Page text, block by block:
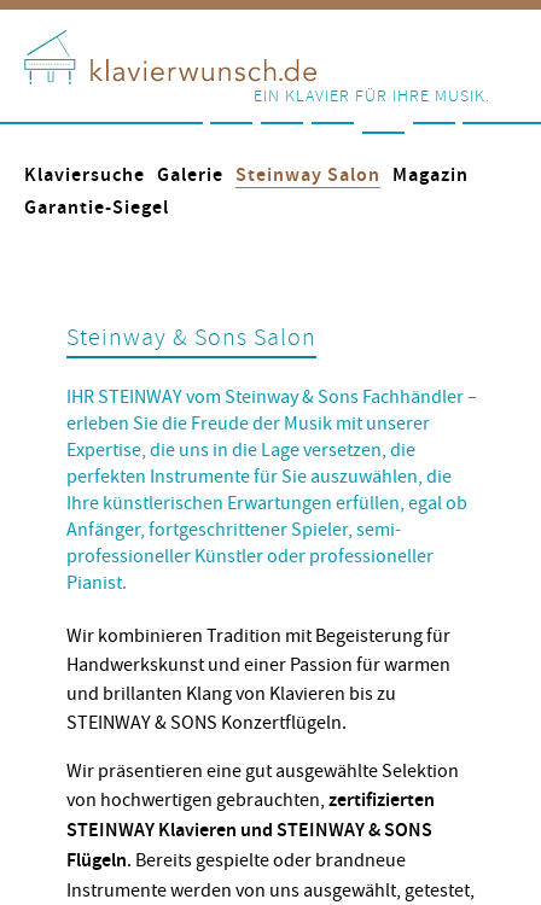
EIN KLAVIER FÜR IHRE MUSIK.
Klaviersuche Galerie Steinway Salon
Magazin
Garantie-Siegel
Steinway & Sons Salon
IHR STEINWAY vom Steinway & Sons Fachhändler –
erleben Sie die Freude der Musik mit unserer
Expertise, die uns in die Lage versetzen, die
perfekten Instrumente für Sie auszuwählen, die
Ihre künstlerischen Erwartungen erfüllen, egal ob
Anfänger, fortgeschrittener Spieler, semi-
professioneller Künstler oder professioneller
Pianist.
Wir kombinieren Tradition mit Begeisterung für
Handwerkskunst und einer Passion für warmen
und brillanten Klang von Klavieren bis zu
STEINWAY & SONS Konzertflügeln.
Wir präsentieren eine gut ausgewählte Selektion
von hochwertigen gebrauchten, zertifizierten
STEINWAY Klavieren und STEINWAY & SONS
Flügeln. Bereits gespielte oder brandneue
Instrumente werden von uns ausgewählt, getestet,